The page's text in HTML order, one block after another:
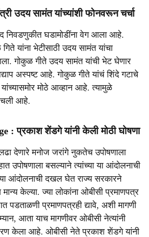
उदय सामंत यांच्यांशी फोनवरून चर्चा
निवडणुकीत घडामोडींना वेग आला आहे.
यांना भेटीसाठी उदय सामंत यांचा
गोकुळ गीते उदय सामंत यांची भेट घेणार
अस्पष्ट आहे. गोकुळ गीते यांचं शिंदे गटाचे
मोठे आव्हान आहे. त्यामुळे
आहे.
: प्रकाश शेंडगे यांनी केली मोठी घोषणा
लढा देणारे मनोज जरांगे नुकतेच उपोषणाला
उपोषणाला बसल्याने त्यांच्या या आंदोलनाची
या आंदोलनाची दखल घेत राज्य सरकारने
मान्य केल्या. ज्या लोकांना ओबीसी प्रमाणपत्र
पडताळणी प्रमाणपत्रही द्यावे, अशी मागणी
आता याच मागणीवर ओबीसी नेत्यांनी
केला आहे. ओबीसी नेते प्रकाश शेंडगे यांनी